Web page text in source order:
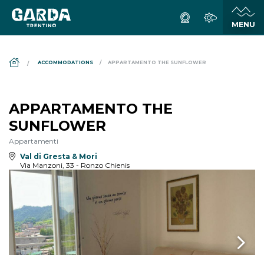
ACCOMMODATIONS APPARTAMENTO THE SUNFLOWER
APPARTAMENTO THE
SUNFLOWER
Appartamenti
Val di Gresta & Mori
Via Manzoni, 33 - Ronzo Chienis